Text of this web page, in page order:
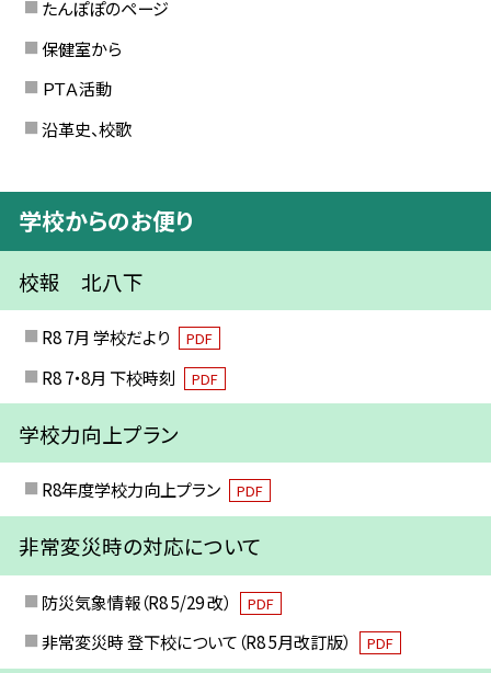
たんぽぽのページ
保健室から
ＰＴＡ活動
沿革史、校歌
学校からのお便り
校報 北八下
R8 7月 学校だより PDF
R8 7・8月 下校時刻 PDF
学校力向上プラン
R8年度学校力向上プラン PDF
非常変災時の対応について
防災気象情報（R8 5/29 改） PDF
非常変災時 登下校について（R8 5月改訂版） PDF